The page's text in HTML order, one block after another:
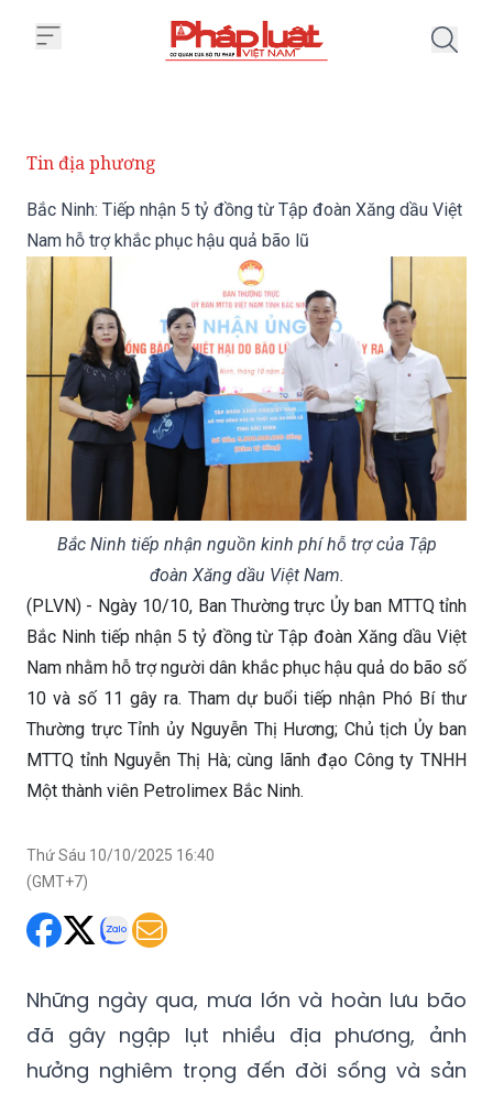
Tin địa phương
Bắc Ninh: Tiếp nhận 5 tỷ đồng từ Tập đoàn Xăng dầu Việt
Nam hỗ trợ khắc phục hậu quả bão lũ
Bắc Ninh tiếp nhận nguồn kinh phí hỗ trợ của Tập
đoàn Xăng dầu Việt Nam.
(PLVN) - Ngày 10/10, Ban Thường trực Ủy ban MTTQ tỉnh
Bắc Ninh tiếp nhận 5 tỷ đồng từ Tập đoàn Xăng dầu Việt
Nam nhằm hỗ trợ người dân khắc phục hậu quả do bão số
10 và số 11 gây ra. Tham dự buổi tiếp nhận Phó Bí thư
Thường trực Tỉnh ủy Nguyễn Thị Hương; Chủ tịch Ủy ban
Một thành viên Petrolimex Bắc Ninh.
Thứ Sáu 10/10/2025 16:40
Những ngày qua, mưa lớn và hoàn lưu bão